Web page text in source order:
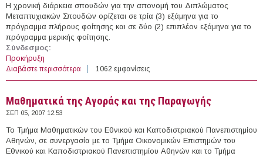
Η χρονική διάρκεια σπουδών για την απονομή του Διπλώματος
Μεταπτυχιακών Σπουδών ορίζεται σε τρία (3) εξάμηνα για το
πρόγραμμα πλήρους φοίτησης και σε δύο (2) επιπλέον εξάμηνα για το
πρόγραμμα μερικής φοίτησης.
Σύνδεσμος:
Προκήρυξη
Διαβάστε περισσότερα για Αναλογιστική Επιστήμη και Διοικητική Κινδύνου
1062 εμφανίσεις
Μαθηματικά της Αγοράς και της Παραγωγής
ΣΕΠ 05, 2007 12:53
Το Τμήμα Μαθηματικών του Εθνικού και Καποδιστριακού Πανεπιστημίου
Αθηνών, σε συνεργασία με το Τμήμα Οικονομικών Επιστημών του
Εθνικού και Καποδιστριακού Πανεπιστημίου Αθηνών και το Τμήμα